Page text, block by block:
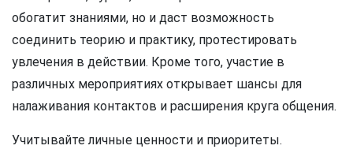
обогатит знаниями, но и даст возможность
соединить теорию и практику, протестировать
увлечения в действии. Кроме того, участие в
различных мероприятиях открывает шансы для
налаживания контактов и расширения круга общения.
Учитывайте личные ценности и приоритеты.